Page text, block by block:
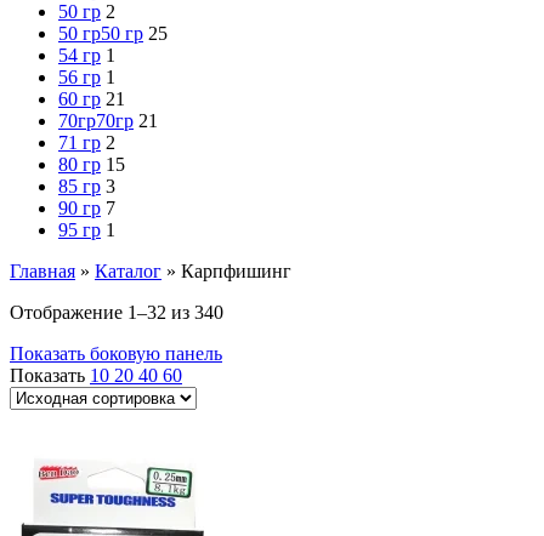
50 гр 2
50 гр50 гр 25
54 гр 1
56 гр 1
60 гр 21
70гр70гр 21
71 гр 2
80 гр 15
85 гр 3
90 гр 7
95 гр 1
Главная » Каталог » Карпфишинг
Отображение 1–32 из 340
Показать боковую панель
Показать 10 20 40 60